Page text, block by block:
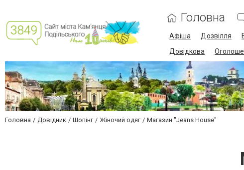
Головна
Афіша Дозвілля
Довідкова
Головна Довідник Шопінг Жіночий одяг Магазин "Jeans House"